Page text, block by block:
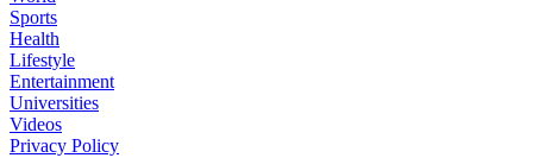
Sports
Health
Lifestyle
Entertainment
Universities
Videos
Privacy Policy